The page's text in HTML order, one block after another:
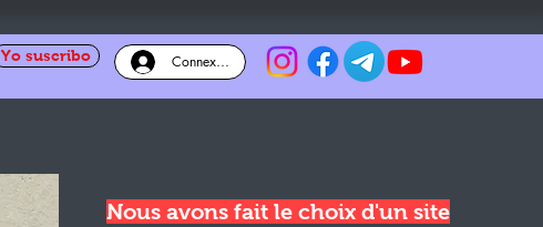
Yo suscribo Connexion
Nous avons fait le choix d'un site